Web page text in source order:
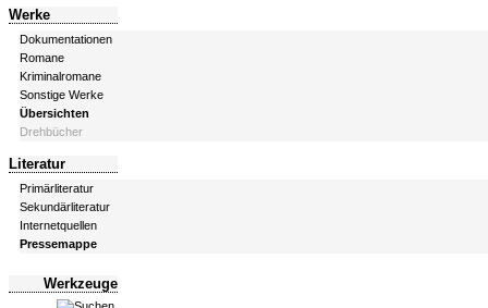
Werke
Dokumentationen
Romane
Kriminalromane
Sonstige Werke
Übersichten
Drehbücher
Literatur
Primärliteratur
Sekundärliteratur
Internetquellen
Pressemappe
Werkzeuge